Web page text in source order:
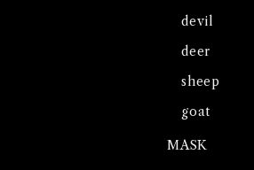
devil
deer
sheep
goat
MASK